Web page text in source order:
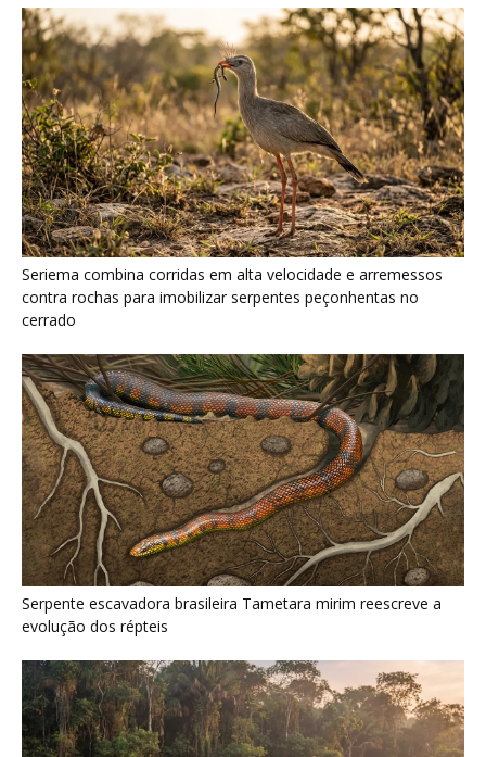
Serpente escavadora brasileira Tametara mirim reescreve a
evolução dos répteis
Como a majestosa onça pintada protege as margens dos rios
e sustenta o equilíbrio ecológico na floresta amazônica
Últimas noticias